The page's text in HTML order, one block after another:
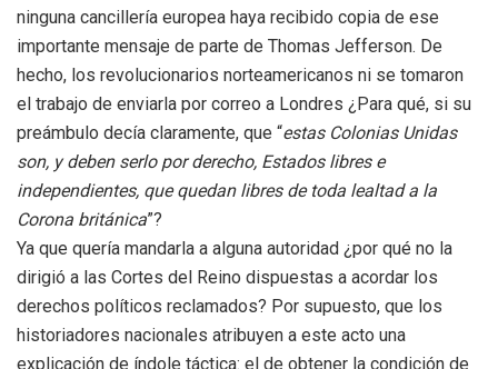
ninguna cancillería europea haya recibido copia de ese
importante mensaje de parte de Thomas Jefferson. De
hecho, los revolucionarios norteamericanos ni se tomaron
el trabajo de enviarla por correo a Londres ¿Para qué, si su
preámbulo decía claramente, que “estas Colonias Unidas
son, y deben serlo por derecho, Estados libres e
independientes, que quedan libres de toda lealtad a la
Corona británica”?
Ya que quería mandarla a alguna autoridad ¿por qué no la
dirigió a las Cortes del Reino dispuestas a acordar los
derechos políticos reclamados? Por supuesto, que los
historiadores nacionales atribuyen a este acto una
explicación de índole táctica: el de obtener la condición de